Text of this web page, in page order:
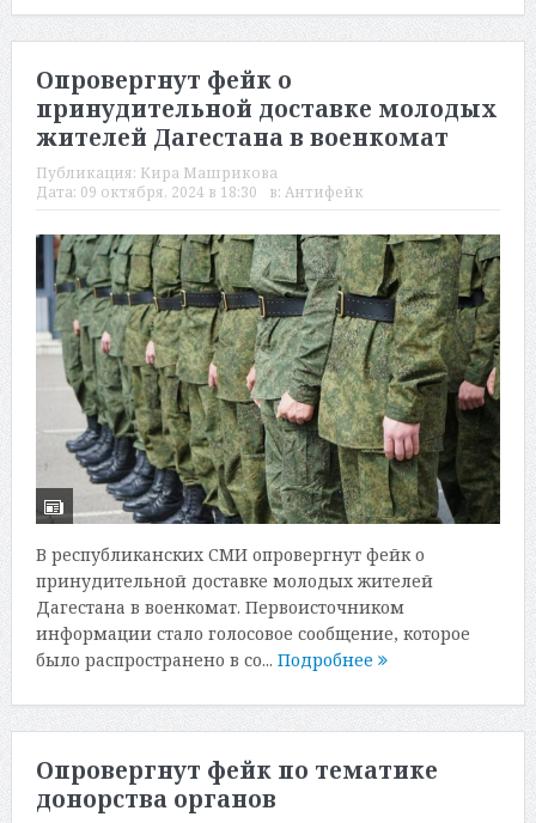
Опровергнут фейк о
принудительной доставке молодых
жителей Дагестана в военкомат
Публикация: Кира Машрикова
Дата: 09 октября, 2024 в 18:30 в: Антифейк
В республиканских СМИ опровергнут фейк о
принудительной доставке молодых жителей
Дагестана в военкомат. Первоисточником
информации стало голосовое сообщение, которое
было распространено в со... Подробнее
Опровергнут фейк по тематике
донорства органов